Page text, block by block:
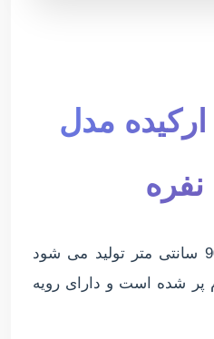
مدل
این تشک در ابعاد 200*90 سانتی متر تولید می شود
پر شده است و دارای رویه